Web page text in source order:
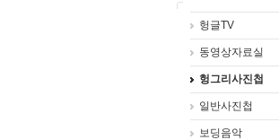
헝글TV
동영상자료실
헝그리사진첩
일반사진첩
보딩음악